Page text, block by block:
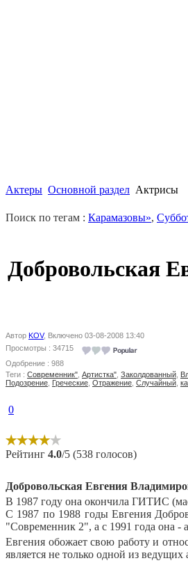
Актеры Основной раздел Актрисы
Поиск по тегам : Карамазовы»,
Добровольская
Автор KOV, Включено 03-08-2008 13:40
Просмотры : 34715
Одобрение : 988
Теги : Современник" Артистка" Заколдованный
Подозрение Греческие Отражение Случайный
0
Рейтинг 4.0/5 (538 голосов)
Добровольская Евгения
В 1987 году она окончила ГИТИС
С 1987 по 1988 годы Евгения
"Современник 2", а с 1991 года она
Евгения обожает свою работу и
является не только одной из